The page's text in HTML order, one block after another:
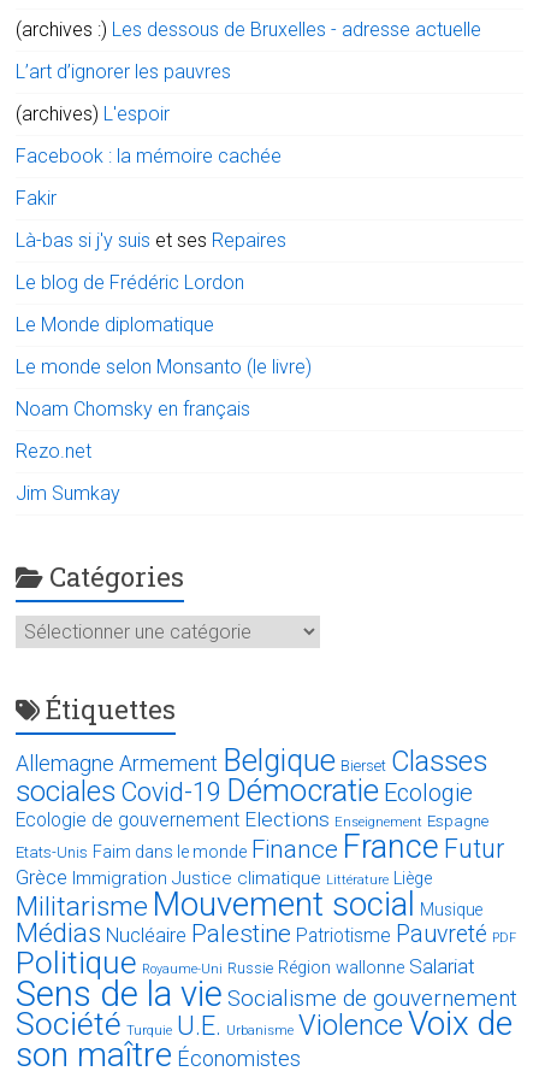
(archives :) Les dessous de Bruxelles - adresse actuelle
L’art d’ignorer les pauvres
(archives) L'espoir
Facebook : la mémoire cachée
Fakir
Là-bas si j'y suis et ses Repaires
Le blog de Frédéric Lordon
Le Monde diplomatique
Le monde selon Monsanto (le livre)
Noam Chomsky en français
Rezo.net
Jim Sumkay
Catégories
Catégories
Étiquettes
Allemagne Armement Belgique Bierset Classes
sociales Covid-19 Démocratie Ecologie
Ecologie de gouvernement Elections Enseignement Espagne
Etats-Unis Faim dans le monde Finance France Futur
Grèce Immigration Justice climatique Littérature Liège
Militarisme Mouvement social Musique
Médias Nucléaire Palestine Patriotisme Pauvreté PDF
Politique Royaume-Uni Russie Région wallonne Salariat
Sens de la vie Socialisme de gouvernement
Société Turquie U.E. Urbanisme ViolenceVoix de
son maître Économistes